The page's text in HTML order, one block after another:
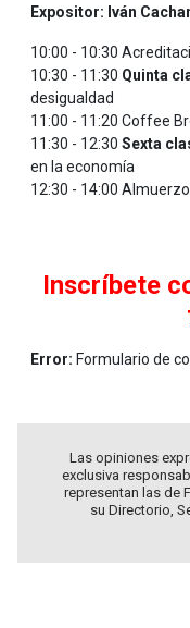
Expositor: Iván
10:00 - 10:30
10:30 - 11:30 Quinta
desigualdad
11:00 - 11:20 Coffee
11:30 - 12:30 Sexta
en la economía
12:30 - 14:00
Inscríbete
Error: Formulario de
Las opiniones
exclusiva
representan las de
su Directorio,